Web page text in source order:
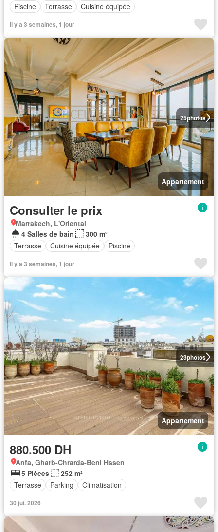
Piscine
Terrasse Cuisine équipée
Il y a 3 semaines, 1 jour
25photos
Appartement
Consulter le prix
Marrakech, L'Oriental
4 Salles de bain
300 m²
Terrasse
Cuisine équipée Piscine
Il y a 3 semaines, 1 jour
23photos
Appartement
880.500 DH
Anfa, Gharb-Chrarda-Beni Hssen
5 Pièces
252 m²
Terrasse
Parking Climatisation
30 jui. 2026